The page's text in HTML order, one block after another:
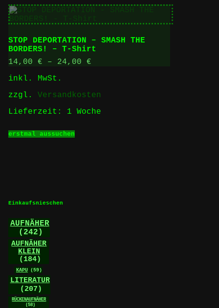
mehrere
Varianten
auf.
Die
Optionen
können
auf
werden
STOP DEPORTATION – SMASH THE
BORDERS! – T-Shirt
14,00 € – 24,00 €
inkl. MwSt.
zzgl. Versandkosten
Lieferzeit: 1 Woche
erstmal aussuchenProdukt
Einkaufsnieschen
AUFNÄHER
(242)
AUFNÄHER
KLEIN
(184)
KAPU (59)
LITERATUR
(207)
RÜCKENAUFNÄHER
(58)